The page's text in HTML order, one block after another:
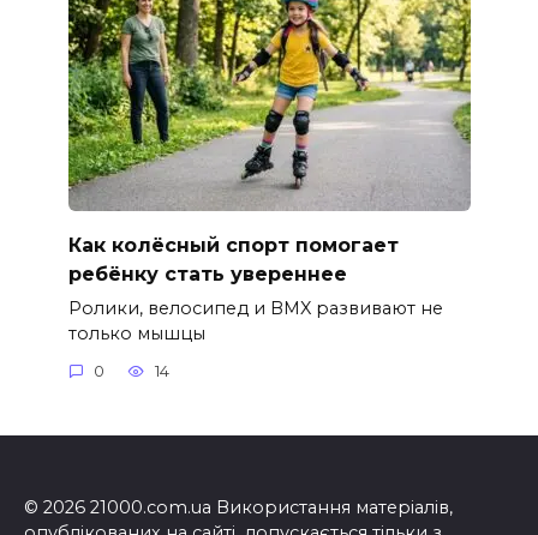
Как колёсный спорт помогает
ребёнку стать увереннее
Ролики, велосипед и BMX развивают не
только мышцы
0 14
© 2026 21000.com.ua Використання матеріалів,